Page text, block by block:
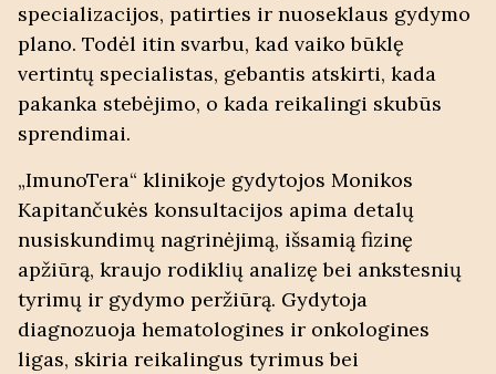
specializacijos, patirties ir nuoseklaus gydymo
plano. Todėl itin svarbu, kad vaiko būklę
vertintų specialistas, gebantis atskirti, kada
pakanka stebėjimo, o kada reikalingi skubūs
sprendimai.
„ImunoTera“ klinikoje gydytojos Monikos
Kapitančukės konsultacijos apima detalų
nusiskundimų nagrinėjimą, išsamią fizinę
apžiūrą, kraujo rodiklių analizę bei ankstesnių
tyrimų ir gydymo peržiūrą. Gydytoja
diagnozuoja hematologines ir onkologines
ligas, skiria reikalingus tyrimus bei